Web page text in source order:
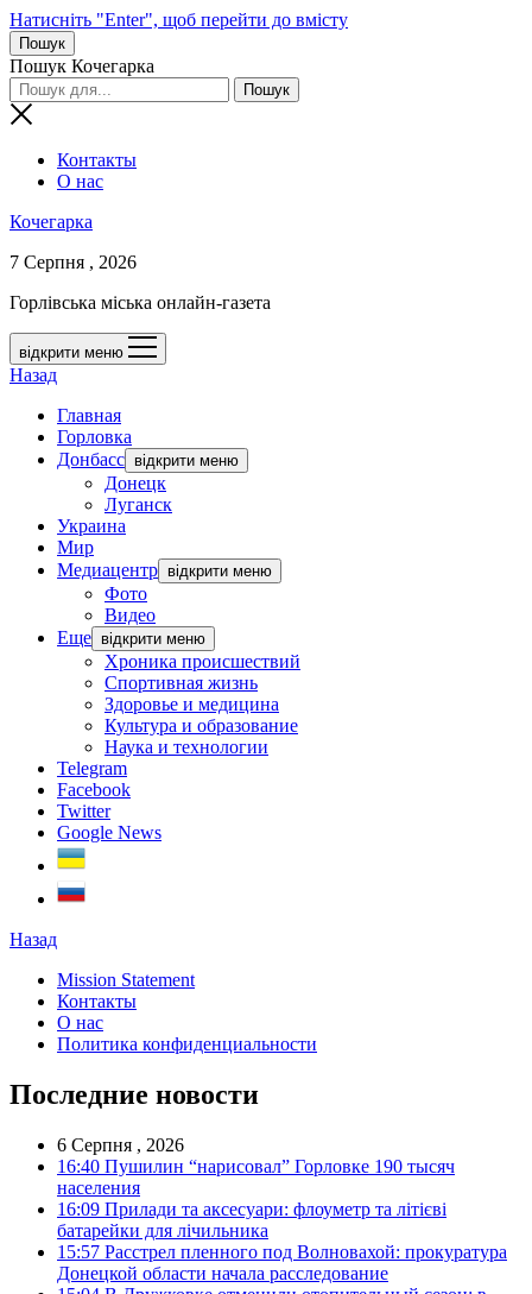
Натисніть "Enter", щоб перейти до вмісту
Пошук
Пошук Кочегарка
Контакты
О нас
Кочегарка
7 Серпня , 2026
Горлівська міська онлайн-газета
відкрити меню
Назад
Главная
Горловка
Донбасс відкрити меню
Донецк
Луганск
Украина
Мир
Медиацентр відкрити меню
Фото
Видео
Еще відкрити меню
Хроника происшествий
Спортивная жизнь
Здоровье и медицина
Культура и образование
Наука и технологии
Telegram
Facebook
Twitter
Google News
Назад
Mission Statement
Контакты
О нас
Политика конфиденциальности
Последние новости
6 Серпня , 2026
16:40 Пушилин “нарисовал” Горловке 190 тысяч
населения
16:09 Прилади та аксесуари: флоуметр та літієві
батарейки для лічильника
15:57 Расстрел пленного под Волновахой: прокуратура
Донецкой области начала расследование